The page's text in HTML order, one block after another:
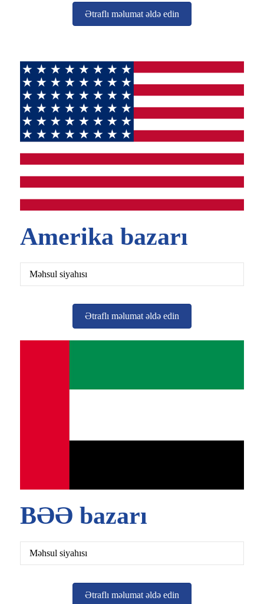
Ətraflı məlumat əldə edin
Amerika bazarı
Məhsul siyahısı
Ətraflı məlumat əldə edin
BƏƏ bazarı
Məhsul siyahısı
Ətraflı məlumat əldə edin